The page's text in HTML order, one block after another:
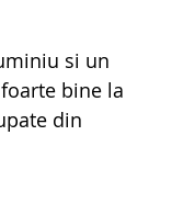
si un
bine la
din